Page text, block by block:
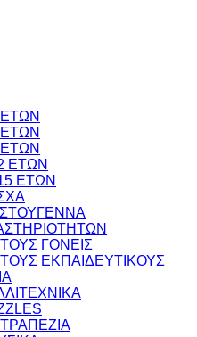
ΕΤΩΝ
ΕΤΩΝ
ΤΟΥΣ ΓΟΝΕΙΣ
ΤΟΥΣ ΕΚΠΑΙΔΕΥΤΙΚΟΥΣ